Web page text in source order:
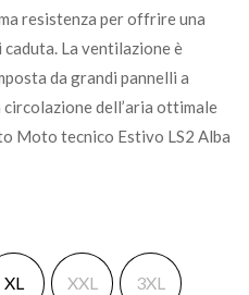
resistenza per offrire una
caduta. La ventilazione è
da grandi pannelli a
dell’aria ottimale
Moto tecnico Estivo LS2 Alba
XL XXL 3XL